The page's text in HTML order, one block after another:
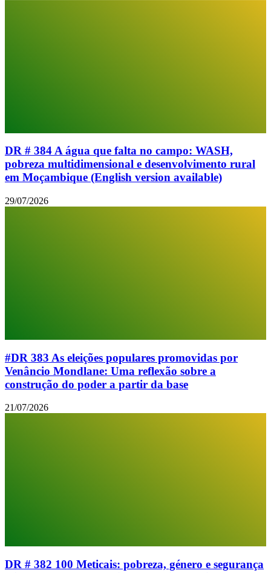
DR # 384 A água que falta no campo: WASH,
pobreza multidimensional e desenvolvimento rural
em Moçambique (English version available)
29/07/2026
#DR 383 As eleições populares promovidas por
Venâncio Mondlane: Uma reflexão sobre a
construção do poder a partir da base
21/07/2026
DR # 382 100 Meticais: pobreza, género e segurança